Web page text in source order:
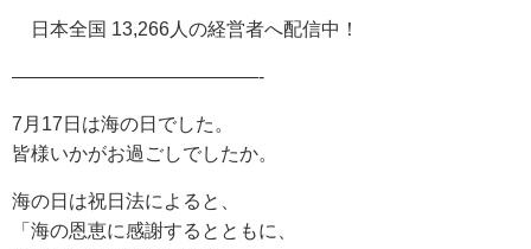
日本全国 13,266人の経営者へ配信中！
—————————————-
7月17日は海の日でした。
皆様いかがお過ごしでしたか。
海の日は祝日法によると、
「海の恩恵に感謝するとともに、